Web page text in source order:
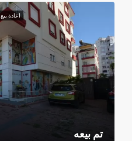
اعادة بيع
تم بيعه